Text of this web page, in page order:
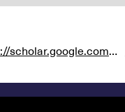
https://scholar.google.com/citations?user=WqGg_McAAAAJ&hl=en&oi=ao